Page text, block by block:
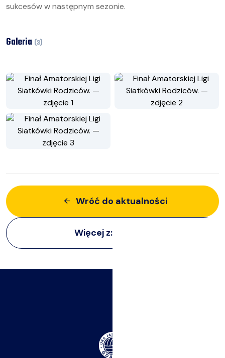
sukcesów w następnym sezonie.
Galeria (3)
Wróć do aktualności
Więcej z: